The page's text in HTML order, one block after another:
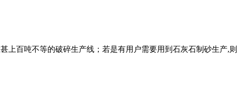
上百吨不等的破碎生产线；若是有用户需要用到石灰石制砂生产,则